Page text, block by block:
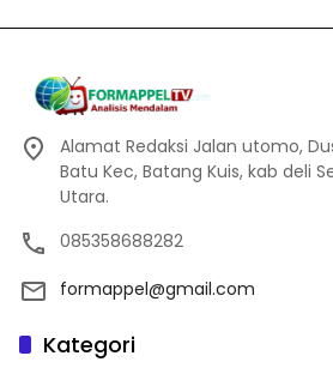
Alamat Redaksi Jalan utomo,
Batu Kec, Batang Kuis, kab deli
Utara.
085358688282
formappel@gmail.com
Kategori